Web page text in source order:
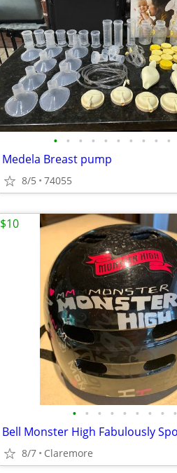
• • • • • • • • • •
Medela Breast pump
8/5 74055
• • • • • • • • •
8/7 Claremore
$10